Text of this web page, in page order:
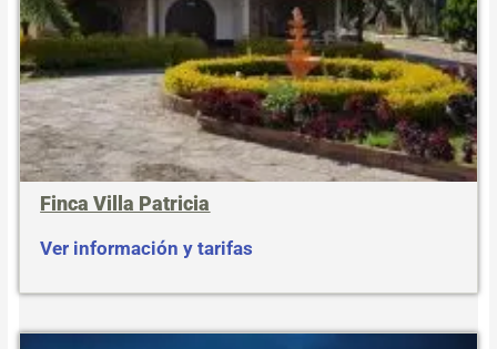
Finca Villa Patricia
Ver información y tarifas